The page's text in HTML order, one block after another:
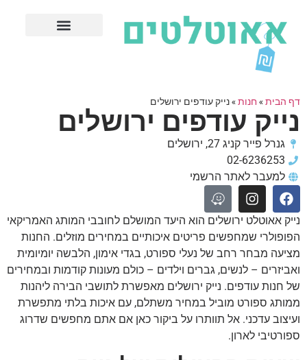
דף הבית» חנות»נייק עודפים ירושלים
נייק עודפים ירושלים
גנרל פייר קניג 27, ירושלים
02-6236253
למעבר לאתר הרשמי
נייק אאוטלט ירושלים הוא היעד המושלם לחובבי המותג האמריקאי
הפופולרי שמחפשים פריטים איכותיים במחירים מוזלים. החנות
מציעה מבחר רחב של נעלי ספורט, בגדי אימון, הלבשה יומיומית
ואביזרים – לנשים, גברים וילדים – כולם מעונות קודמות ובמחירים
של חנות עודפים. נייק ירושלים מאפשרת לתושבי הבירה ליהנות
ממותג ספורט מוביל במחיר משתלם, עם איכות בלתי מתפשרת
ועיצוב עדכני. אל תוותרו על ביקור כאן אם אתם מחפשים שדרוג
ספורטיבי לארון.